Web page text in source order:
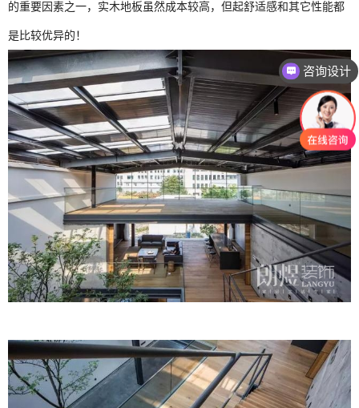
的重要因素之一，实木地板虽然成本较高，但起舒适感和其它性能都
是比较优异的！
咨询设计